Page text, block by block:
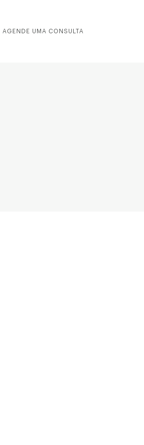
AGENDE UMA CONSULTA